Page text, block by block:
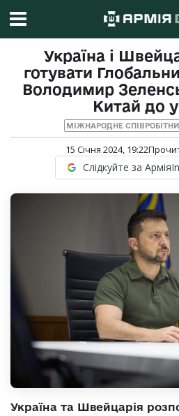
Україна і
готувати
Володимир
Китай до
МІЖНАРОДНЕ
15 Січня 2024, 19:22
Слідкуйте за
Україна та Швейцарія